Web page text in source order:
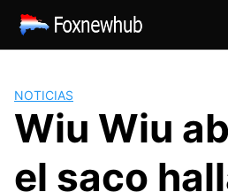
Saltar
contenido
NOTICIAS
Wiu Wiu
el saco